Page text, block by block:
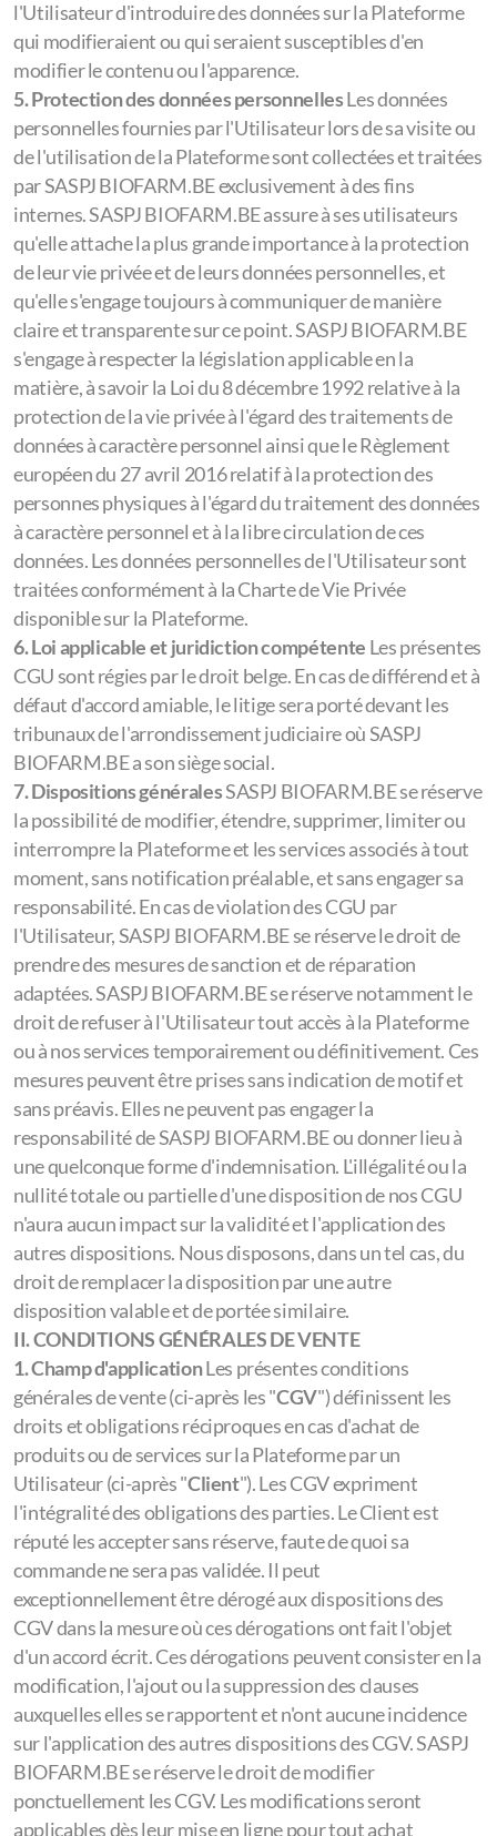
l'Utilisateur d'introduire des données sur la Plateforme
qui modifieraient ou qui seraient susceptibles d'en
modifier le contenu ou l'apparence.
5. Protection des données personnellesLes données
personnelles fournies par l'Utilisateur lors de sa visite ou
de l'utilisation de la Plateforme sont collectées et traitées
par SASPJ BIOFARM.BE exclusivement à des fins
internes. SASPJ BIOFARM.BE assure à ses utilisateurs
qu'elle attache la plus grande importance à la protection
de leur vie privée et de leurs données personnelles, et
qu'elle s'engage toujours à communiquer de manière
claire et transparente sur ce point. SASPJ BIOFARM.BE
s'engage à respecter la législation applicable en la
matière, à savoir la Loi du 8 décembre 1992 relative à la
protection de la vie privée à l'égard des traitements de
données à caractère personnel ainsi que le Règlement
européen du 27 avril 2016 relatif à la protection des
personnes physiques à l'égard du traitement des données
à caractère personnel et à la libre circulation de ces
données. Les données personnelles de l'Utilisateur sont
traitées conformément à la Charte de Vie Privée
disponible sur la Plateforme.
6. Loi applicable et juridiction compétente Les présentes
CGU sont régies par le droit belge. En cas de différend et à
défaut d'accord amiable, le litige sera porté devant les
tribunaux de l'arrondissement judiciaire où SASPJ
BIOFARM.BE a son siège social.
7.Dispositions généralesSASPJ BIOFARM.BE se réserve
la possibilité de modifier, étendre, supprimer, limiter ou
interrompre la Plateforme et les services associés à tout
moment, sans notification préalable, et sans engager sa
responsabilité. En cas de violation des CGU par
l'Utilisateur, SASPJ BIOFARM.BE se réserve le droit de
prendre des mesures de sanction et de réparation
adaptées. SASPJ BIOFARM.BE se réserve notamment le
droit de refuser à l'Utilisateur tout accès à la Plateforme
ou à nos services temporairement ou définitivement. Ces
mesures peuvent être prises sans indication de motif et
sans préavis. Elles ne peuvent pas engager la
responsabilité de SASPJ BIOFARM.BE ou donner lieu à
une quelconque forme d'indemnisation. L'illégalité ou la
nullité totale ou partielle d'une disposition de nos CGU
n'aura aucun impact sur la validité et l'application des
autres dispositions. Nous disposons, dans un tel cas, du
droit de remplacer la disposition par une autre
disposition valable et de portée similaire.
II. CONDITIONS GÉNÉRALES DE VENTE
1. Champ d'applicationLes présentes conditions
générales de vente (ci-après les "CGV") définissent les
droits et obligations réciproques en cas d'achat de
produits ou de services sur la Plateforme par un
Utilisateur (ci-après "Client"). Les CGV expriment
l'intégralité des obligations des parties. Le Client est
réputé les accepter sans réserve, faute de quoi sa
commande ne sera pas validée. Il peut
exceptionnellement être dérogé aux dispositions des
CGV dans la mesure où ces dérogations ont fait l'objet
d'un accord écrit. Ces dérogations peuvent consister en la
modification, l'ajout ou la suppression des clauses
auxquelles elles se rapportent et n'ont aucune incidence
sur l'application des autres dispositions des CGV. SASPJ
BIOFARM.BE se réserve le droit de modifier
ponctuellement les CGV. Les modifications seront
applicables dès leur mise en ligne pour tout achat